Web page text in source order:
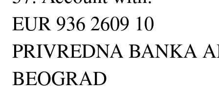
EUR 936 2609 10
PRIVREDNA BANKA
BEOGRAD